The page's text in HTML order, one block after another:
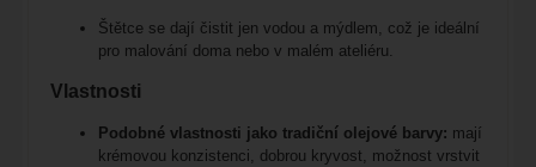
Štětce se dají čistit jen vodou a mýdlem, což je ideální
pro malování doma nebo v malém ateliéru.
Vlastnosti
Podobné vlastnosti jako tradiční olejové barvy: mají
krémovou konzistenci, dobrou kryvost, možnost vrstvit